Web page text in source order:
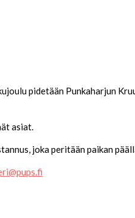
pidetään Punkaharjun
asiat.
joka peritään paikan